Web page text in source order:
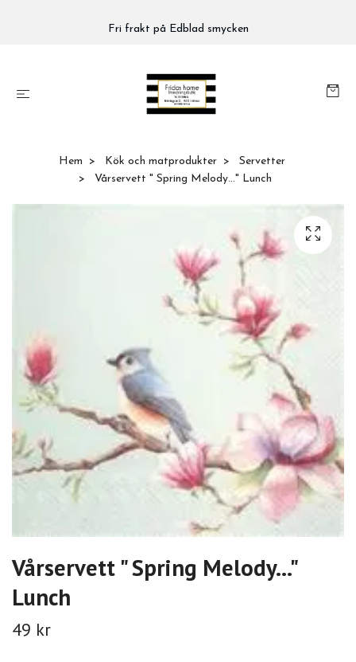
Fri frakt på Edblad smycken
Hem Kök och matprodukter
Servetter
Vårservett " Spring Melody..." Lunch
Vårservett " Spring Melody..."
Lunch
49 kr